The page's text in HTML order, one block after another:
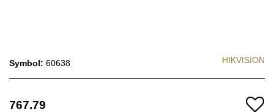
Symbol: 60638 HIKVISION
767.79